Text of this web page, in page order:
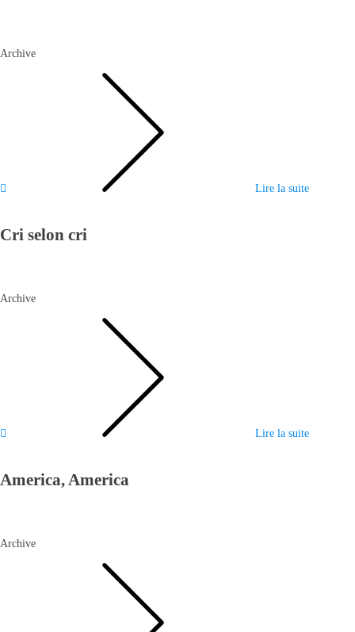
Archive
Lire la suite
Cri selon cri
Archive
Lire la suite
America, America
Archive